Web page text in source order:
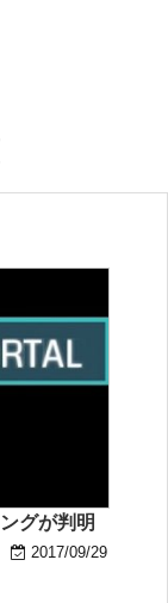
グが判明
2017/09/29